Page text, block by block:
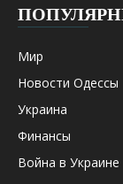
Мир
Новости Одессы
Украина
Финансы
Война в Украине